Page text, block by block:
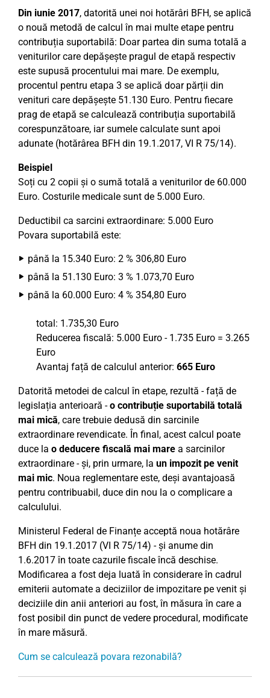
Din iunie 2017, datorită unei noi hotărâri BFH, se aplică
o nouă metodă de calcul în mai multe etape pentru
contribuția suportabilă: Doar partea din suma totală a
veniturilor care depășește pragul de etapă respectiv
este supusă procentului mai mare. De exemplu,
procentul pentru etapa 3 se aplică doar părții din
venituri care depășește 51.130 Euro. Pentru fiecare
prag de etapă se calculează contribuția suportabilă
corespunzătoare, iar sumele calculate sunt apoi
adunate (hotărârea BFH din 19.1.2017, VI R 75/14).
Beispiel
Soți cu 2 copii și o sumă totală a veniturilor de 60.000
Euro. Costurile medicale sunt de 5.000 Euro.
Deductibil ca sarcini extraordinare: 5.000 Euro
Povara suportabilă este:
până la 15.340 Euro: 2 % 306,80 Euro
până la 51.130 Euro: 3 % 1.073,70 Euro
până la 60.000 Euro: 4 % 354,80 Euro
total: 1.735,30 Euro
Reducerea fiscală: 5.000 Euro - 1.735 Euro = 3.265
Euro
Avantaj față de calculul anterior: 665 Euro
Datorită metodei de calcul în etape, rezultă - față de
legislația anterioară -o contribuție suportabilă totală
mai mică, care trebuie dedusă din sarcinile
extraordinare revendicate. În final, acest calcul poate
duce la o deducere fiscală mai mare a sarcinilor
extraordinare - și, prin urmare, la un impozit pe venit
mai mic. Noua reglementare este, deși avantajoasă
pentru contribuabil, duce din nou la o complicare a
calculului.
Ministerul Federal de Finanțe acceptă noua hotărâre
BFH din 19.1.2017 (VI R 75/14) - și anume din
1.6.2017 în toate cazurile fiscale încă deschise.
Modificarea a fost deja luată în considerare în cadrul
emiterii automate a deciziilor de impozitare pe venit și
deciziile din anii anteriori au fost, în măsura în care a
fost posibil din punct de vedere procedural, modificate
în mare măsură.
Cum se calculează povara rezonabilă?